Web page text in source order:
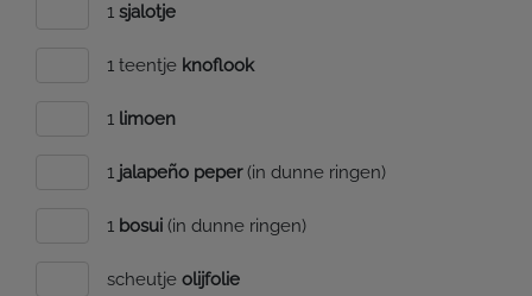
1 sjalotje
1 teentje knoflook
1 limoen
1 jalapeño peper(in dunne ringen)
1 bosui (in dunne ringen)
scheutje olijfolie